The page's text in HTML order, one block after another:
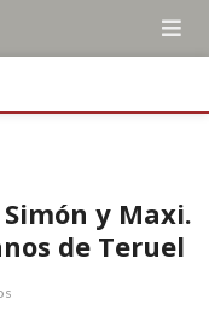
y Maxi.
de Teruel